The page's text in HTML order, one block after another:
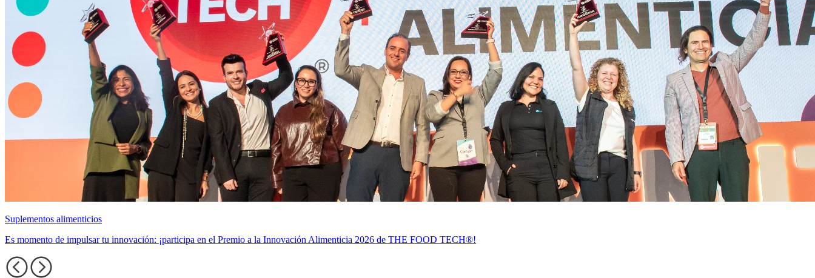
Suplementos alimenticios
Es momento de impulsar tu innovación: ¡participa en el Premio a la Innovación Alimenticia 2026 de THE FOOD TECH®!